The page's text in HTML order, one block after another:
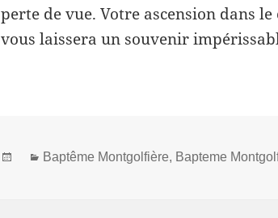
perte de vue. Votre ascension dans
vous laissera un souvenir
PostedCategories
Baptême Montgolfière, Bapteme